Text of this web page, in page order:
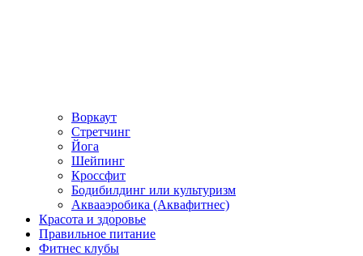
Воркаут
Стретчинг
Йога
Шейпинг
Кроссфит
Бодибилдинг или культуризм
Аквааэробика (Аквафитнес)
Красота и здоровье
Правильное питание
Фитнес клубы